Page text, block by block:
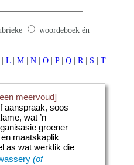
woordeboek én
| L | M | N | O | P | Q | R | S | T |
meervoud]
aanspraak, soos
wat ’n
groener
maatskaplik
as wat werklik die
(of